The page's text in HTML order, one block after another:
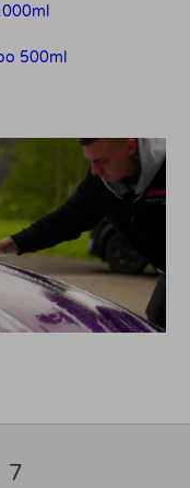
500ml
7